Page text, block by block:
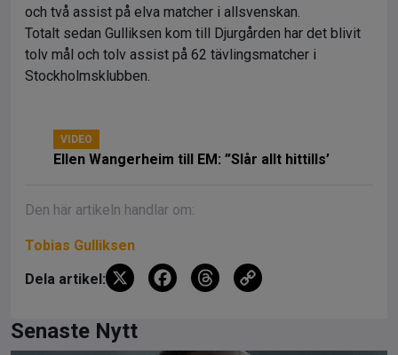
och två assist på elva matcher i allsvenskan.
Totalt sedan Gulliksen kom till Djurgården har det blivit
tolv mål och tolv assist på 62 tävlingsmatcher i
Stockholmsklubben.
VIDEO
Ellen Wangerheim till EM: ”Slår allt hittills’
Den här artikeln handlar om:
Tobias Gulliksen
Dela artikel:
X
F
T
Senaste Nytt